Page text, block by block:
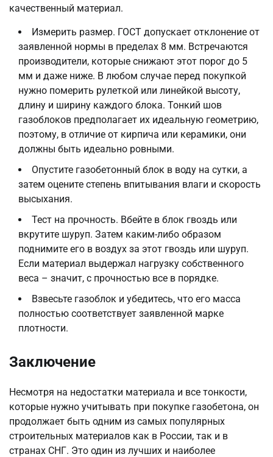
качественный материал.
Измерить размер. ГОСТ допускает отклонение от
заявленной нормы в пределах 8 мм. Встречаются
производители, которые снижают этот порог до 5
мм и даже ниже. В любом случае перед покупкой
нужно померить рулеткой или линейкой высоту,
длину и ширину каждого блока. Тонкий шов
газоблоков предполагает их идеальную геометрию,
поэтому, в отличие от кирпича или керамики, они
должны быть идеально ровными.
Опустите газобетонный блок в воду на сутки, а
затем оцените степень впитывания влаги и скорость
высыхания.
Тест на прочность. Вбейте в блок гвоздь или
вкрутите шуруп. Затем каким-либо образом
поднимите его в воздух за этот гвоздь или шуруп.
Если материал выдержал нагрузку собственного
веса – значит, с прочностью все в порядке.
Взвесьте газоблок и убедитесь, что его масса
полностью соответствует заявленной марке
плотности.
Заключение
Несмотря на недостатки материала и все тонкости,
которые нужно учитывать при покупке газобетона, он
продолжает быть одним из самых популярных
строительных материалов как в России, так и в
странах СНГ. Это один из лучших и наиболее